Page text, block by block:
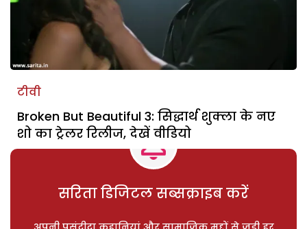
टीवी
Broken But Beautiful 3: सिद्धार्थ शुक्ला के नए
शो का ट्रेलर रिलीज, देखें वीडियो
सरिता डिजिटल सब्सक्राइब करें